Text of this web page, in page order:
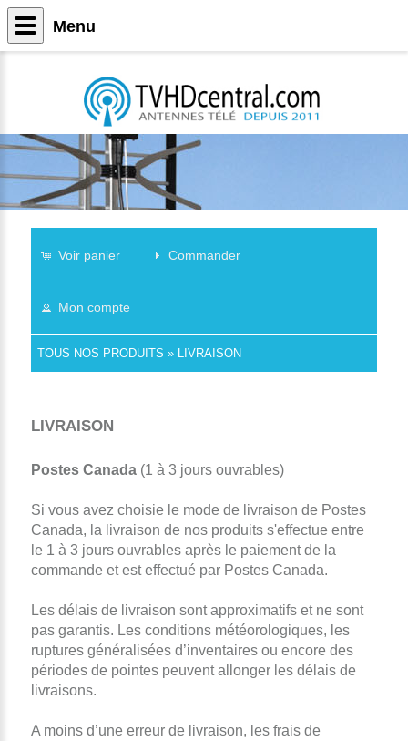
Voir panier Commander
Mon compte
TOUS NOS PRODUITS » LIVRAISON
LIVRAISON
Postes Canada(1 à 3 jours ouvrables)
Si vous avez choisie le mode de livraison de Postes
Canada, la livraison de nos produits s'effectue entre
le 1 à 3 jours ouvrables après le paiement de la
commande et est effectué par Postes Canada.
Les délais de livraison sont approximatifs et ne sont
pas garantis. Les conditions météorologiques, les
ruptures généralisées d’inventaires ou encore des
périodes de pointes peuvent allonger les délais de
livraisons.
A moins d’une erreur de livraison, les frais de
Menu